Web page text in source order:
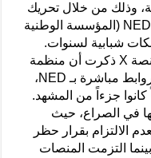
وذلك من خلال تحريك
منظمات المجتمع المدني المرتبطة بـ NED (المؤسسة الوطنية
شبابية لسنوات.
وهناك بعض التقارير لناشطين على منصة X ذكرت أن منظمة
Hami Nepal التي قادت الحراك، لها روابط مباشرة بـ NED،
كانوا جزءاً من المشهد.
في الصراع، حيث
الالتزام بقرار حظر
التزمت المنصات